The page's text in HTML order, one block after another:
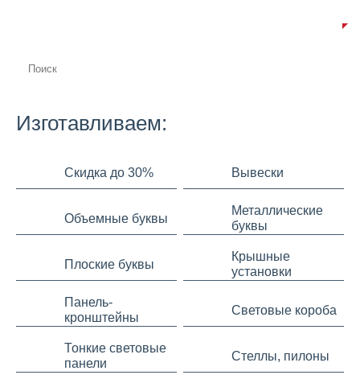
Изготавливаем:
Скидка до 30% Вывески
Объемные буквы
Металлические
буквы
Плоские буквы
Крышные
установки
Панель-
кронштейны
Световые короба
Тонкие световые
панели
Стеллы, пилоны